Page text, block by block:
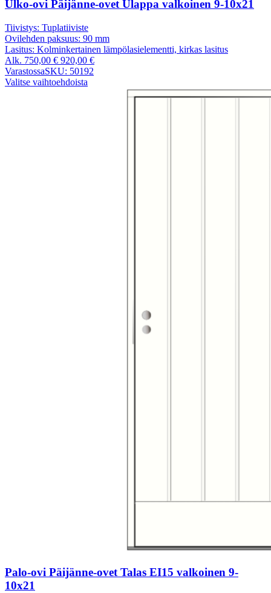
Ulko-ovi Päijänne-ovet Ulappa valkoinen 9-10x21
Tiivistys: Tuplatiiviste
Ovilehden paksuus: 90 mm
Lasitus: Kolminkertainen lämpölasielementti, kirkas lasitus
Alk. 750,00 € 920,00 €
VarastossaSKU: 50192
Valitse vaihtoehdoista
Palo-ovi Päijänne-ovet Talas EI15 valkoinen 9-
10x21